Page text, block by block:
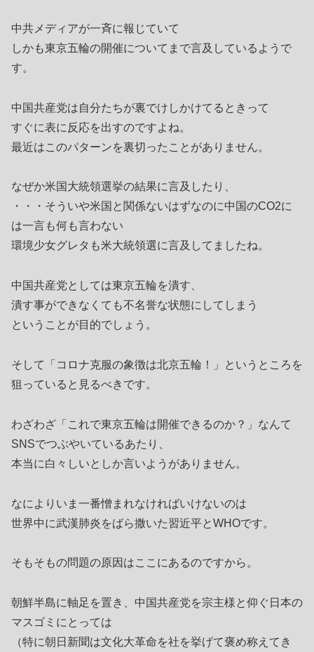
中共メディアが一斉に報じていて
しかも東京五輪の開催についてまで言及しているようで
す。
中国共産党は自分たちが裏でけしかけてるときって
すぐに表に反応を出すのですよね。
最近はこのパターンを裏切ったことがありません。
なぜか米国大統領選挙の結果に言及したり、
・・・そういや米国と関係ないはずなのに中国のCO2に
は一言も何も言わない
環境少女グレタも米大統領選に言及してましたね。
中国共産党としては東京五輪を潰す、
潰す事ができなくても不名誉な状態にしてしまう
ということが目的でしょう。
そして「コロナ克服の象徴は北京五輪！」というところを
狙っていると見るべきです。
わざわざ「これで東京五輪は開催できるのか？」なんて
SNSでつぶやいているあたり、
本当に白々しいとしか言いようがありません。
なによりいま一番憎まれなければいけないのは
世界中に武漢肺炎をばら撒いた習近平とWHOです。
そもそもの問題の原因はここにあるのですから。
朝鮮半島に軸足を置き、中国共産党を宗主様と仰ぐ日本の
マスゴミにとっては
（特に朝日新聞は文化大革命を社を挙げて褒め称えてき